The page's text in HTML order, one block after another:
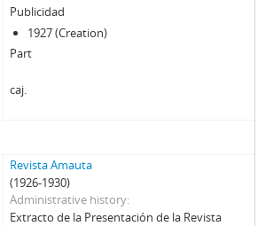
Publicidad
1927 (Creation)
Part
caj.
Revista Amauta
(1926-1930)
Administrative history
Extracto de la Presentación de la Revista